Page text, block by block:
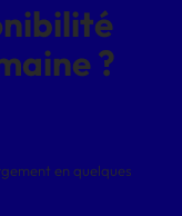
?
en quelques